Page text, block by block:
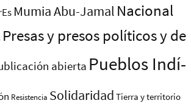
Mumia Abu-Jamal Nacional
Presas y presos polí­ticos y de
abierta Pueblos Indí­
Resistencia Solidaridad Tierra y territorio